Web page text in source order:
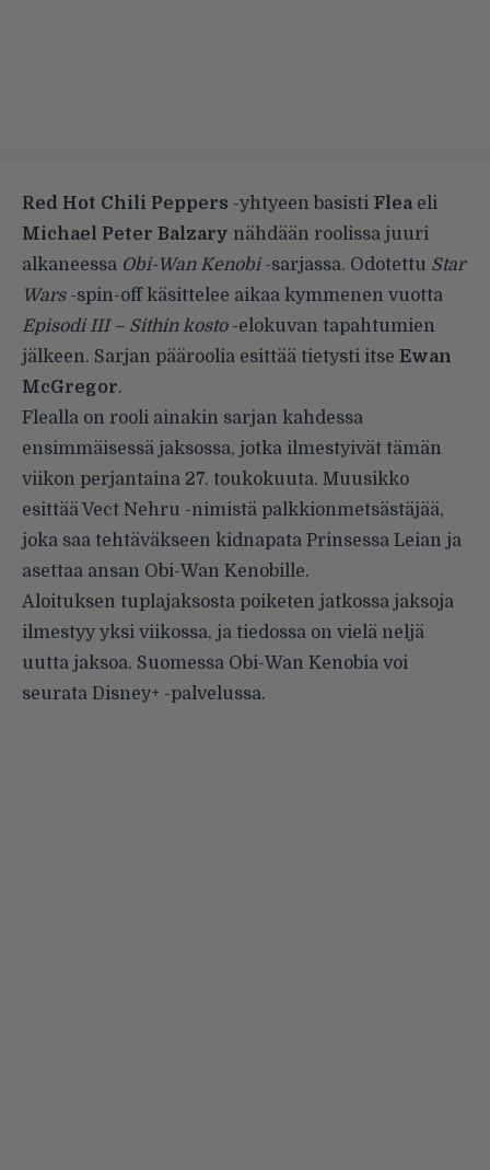
Red Hot Chili Peppers -yhtyeen basisti Fleaeli
Michael Peter Balzary nähdään roolissa juuri
alkaneessa Obi-Wan Kenobi-sarjassa. Odotettu Star
Wars-spin-off käsittelee aikaa kymmenen vuotta
Episodi III – Sithin kosto-elokuvan tapahtumien
jälkeen. Sarjan pääroolia esittää tietysti itse Ewan
McGregor.
Flealla on rooli ainakin sarjan kahdessa
ensimmäisessä jaksossa, jotka ilmestyivät tämän
viikon perjantaina 27. toukokuuta. Muusikko
esittää Vect Nehru -nimistä palkkionmetsästäjää,
joka saa tehtäväkseen kidnapata Prinsessa Leian ja
asettaa ansan Obi-Wan Kenobille.
Aloituksen tuplajaksosta poiketen jatkossa jaksoja
ilmestyy yksi viikossa, ja tiedossa on vielä neljä
uutta jaksoa. Suomessa Obi-Wan Kenobia voi
seurata Disney+ -palvelussa.